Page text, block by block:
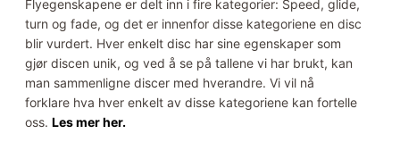
Flyegenskapene er delt inn i fire kategorier: Speed, glide,
turn og fade, og det er innenfor disse kategoriene en disc
blir vurdert. Hver enkelt disc har sine egenskaper som
gjør discen unik, og ved å se på tallene vi har brukt, kan
man sammenligne discer med hverandre. Vi vil nå
forklare hva hver enkelt av disse kategoriene kan fortelle
oss.Les mer her.